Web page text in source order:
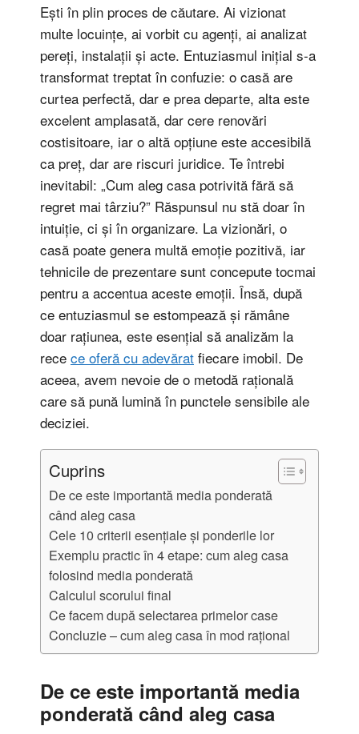
Ești în plin proces de căutare. Ai vizionat
multe locuințe, ai vorbit cu agenți, ai analizat
pereți, instalații și acte. Entuziasmul inițial s-a
transformat treptat în confuzie: o casă are
curtea perfectă, dar e prea departe, alta este
excelent amplasată, dar cere renovări
costisitoare, iar o altă opțiune este accesibilă
ca preț, dar are riscuri juridice. Te întrebi
inevitabil: „Cum aleg casa potrivită fără să
regret mai târziu?” Răspunsul nu stă doar în
intuiție, ci și în organizare. La vizionări, o
casă poate genera multă emoție pozitivă, iar
tehnicile de prezentare sunt concepute tocmai
pentru a accentua aceste emoții. Însă, după
ce entuziasmul se estompează și rămâne
doar rațiunea, este esențial să analizăm la
rece ce oferă cu adevărat fiecare imobil. De
aceea, avem nevoie de o metodă rațională
care să pună lumină în punctele sensibile ale
deciziei.
Cuprins
De ce este importantă media ponderată
când aleg casa
Cele 10 criterii esențiale și ponderile lor
Exemplu practic în 4 etape: cum aleg casa
folosind media ponderată
Calculul scorului final
Ce facem după selectarea primelor case
Concluzie – cum aleg casa în mod rațional
De ce este importantă media
ponderată când aleg casa